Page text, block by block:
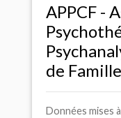
APPCF -
de Famille
Données mises